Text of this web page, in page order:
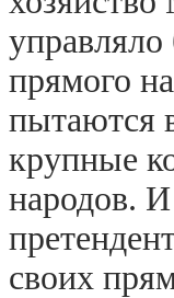
управляло
прямого
пытаются
крупные
народов.
своих